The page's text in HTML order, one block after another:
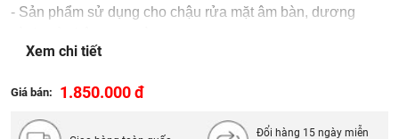
- Sản phẩm sử dụng cho chậu rửa mặt âm bàn, dương
vực phía Bắc
Xem chi tiết
Giá bán: 1.850.000 đ
Đổi hàng 15 ngày miễn